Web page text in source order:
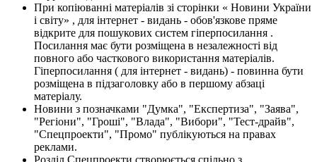
При копіюванні матеріалів зі сторінки « Новини України
і світу» , для інтернет - видань - обов'язкове пряме
відкрите для пошукових систем гіперпосилання .
Посилання має бути розміщена в незалежності від
повного або часткового використання матеріалів.
Гіперпосилання ( для інтернет - видань) - повинна бути
розміщена в підзаголовку або в першому абзаці
матеріалу.
Новини з позначками "Думка", "Експертиза", "Заява",
"Регіони", "Гроші", "Влада", "Вибори", "Тест-драйв",
"Спецпроекти", "Промо" публікуються на правах
реклами.
Розділ Спецпроекти створюється спільно з